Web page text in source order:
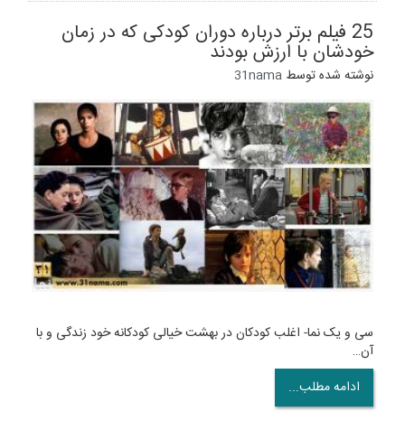
25 فیلم برتر درباره دوران کودکی که در زمان
خودشان با ارزش بودند
نوشته شده توسط 31nama
سی و یک نما- اغلب کودکان در بهشت خیالی کودکانه خود زندگی و با
آن…
ادامه مطلب...